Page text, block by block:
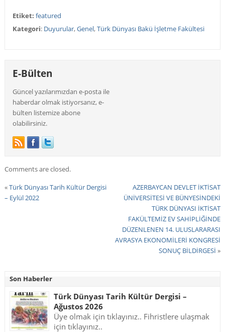
Etiket: featured
Kategori: Duyurular,Genel,Türk Dünyası Bakü İşletme Fakültesi
E-Bülten
Güncel yazılarımızdan e-posta ile
haberdar olmak istiyorsanız, e-
bülten listemize abone
olabilirsiniz.
Comments are closed.
«Türk Dünyası Tarih Kültür Dergisi
– Eylül 2022
AZERBAYCAN DEVLET İKTİSAT
ÜNİVERSİTESİ VE BÜNYESİNDEKİ
TÜRK DÜNYASI İKTİSAT
FAKÜLTEMİZ EV SAHİPLİĞİNDE
DÜZENLENEN 14. ULUSLARARASI
AVRASYA EKONOMİLERİ KONGRESİ
SONUÇ BİLDİRGESİ »
Son Haberler
Türk Dünyası Tarih Kültür Dergisi –
Ağustos 2026
Üye olmak için tıklayınız.. Fihristlere ulaşmak
için tıklayınız..